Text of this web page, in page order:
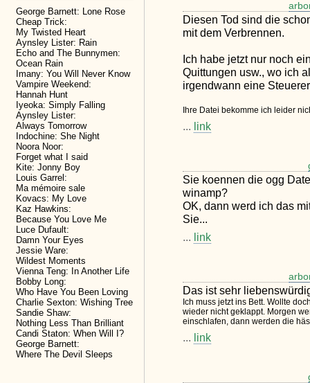
George Barnett: Lone Rose
Cheap Trick:
My Twisted Heart
Aynsley Lister: Rain
Echo and The Bunnymen:
Ocean Rain
Imany: You Will Never Know
Vampire Weekend:
Hannah Hunt
Iyeoka: Simply Falling
Aynsley Lister:
Always Tomorrow
Indochine: She Night
Noora Noor:
Forget what I said
Kite: Jonny Boy
Louis Garrel:
Ma mémoire sale
Kovacs: My Love
Kaz Hawkins:
Because You Love Me
Luce Dufault:
Damn Your Eyes
Jessie Ware:
Wildest Moments
Vienna Teng: In Another Life
Bobby Long:
Who Have You Been Loving
Charlie Sexton: Wishing Tree
Sandie Shaw:
Nothing Less Than Brilliant
Candi Staton: When Will I?
George Barnett:
Where The Devil Sleeps
Diesen Tod sind die
mit dem Verbrennen.
Ich habe jetzt nur noch
Quittungen usw., wo ich
irgendwann eine
Ihre Datei bekomme ich leider
... link
Sie koennen die ogg
winamp?
OK, dann werd ich das
Sie...
... link
Das ist sehr
Ich muss jetzt ins Bett. Wollte
wieder nicht geklappt. Morgen
einschlafen, dann werden die
... link